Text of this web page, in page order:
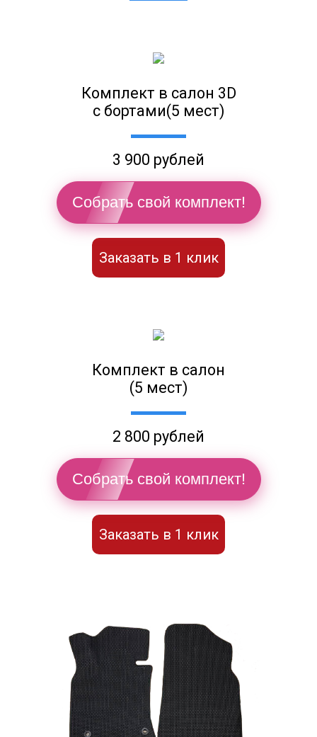
Комплект в салон 3D
с бортами(5 мест)
3 900 рублей
Собрать свой комплект!
Заказать в 1 клик
Комплект в салон
(5 мест)
2 800 рублей
Собрать свой комплект!
Заказать в 1 клик